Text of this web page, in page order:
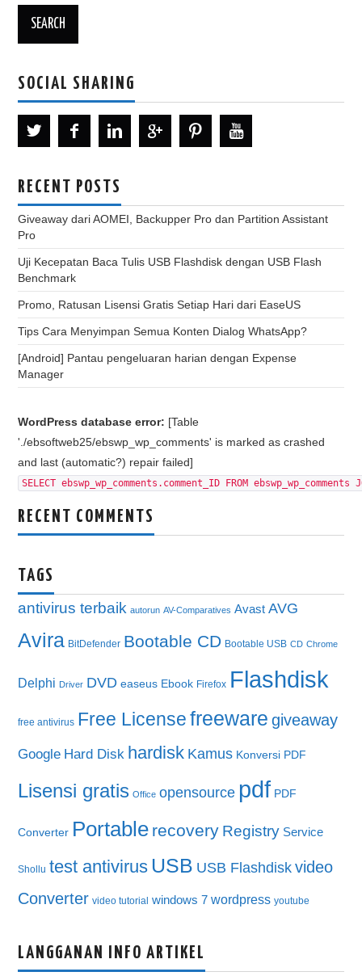
SOCIAL SHARING
RECENT POSTS
Giveaway dari AOMEI, Backupper Pro dan Partition Assistant
Pro
Uji Kecepatan Baca Tulis USB Flashdisk dengan USB Flash
Benchmark
Promo, Ratusan Lisensi Gratis Setiap Hari dari EaseUS
Tips Cara Menyimpan Semua Konten Dialog WhatsApp?
[Android] Pantau pengeluaran harian dengan Expense
Manager
WordPress database error: [Table
'./ebsoftweb25/ebswp_wp_comments' is marked as crashed
and last (automatic?) repair failed]
SELECT ebswp_wp_comments.comment_ID FROM
RECENT COMMENTS
TAGS
antivirus terbaik autorun AV-Comparatives Avast AVG
Avira BitDefender Bootable CD Bootable USB CD Chrome
Delphi Driver DVD easeus Ebook Firefox Flashdisk
free antivirus Free License freeware giveaway
Google Hard Disk hardisk Kamus Konversi PDF
Lisensi gratis Office opensource pdf PDF
Converter Portable recovery Registry Service
Shollu test antivirus USB USB Flashdisk video
Converter video tutorial windows 7 wordpress youtube
LANGGANAN INFO ARTIKEL